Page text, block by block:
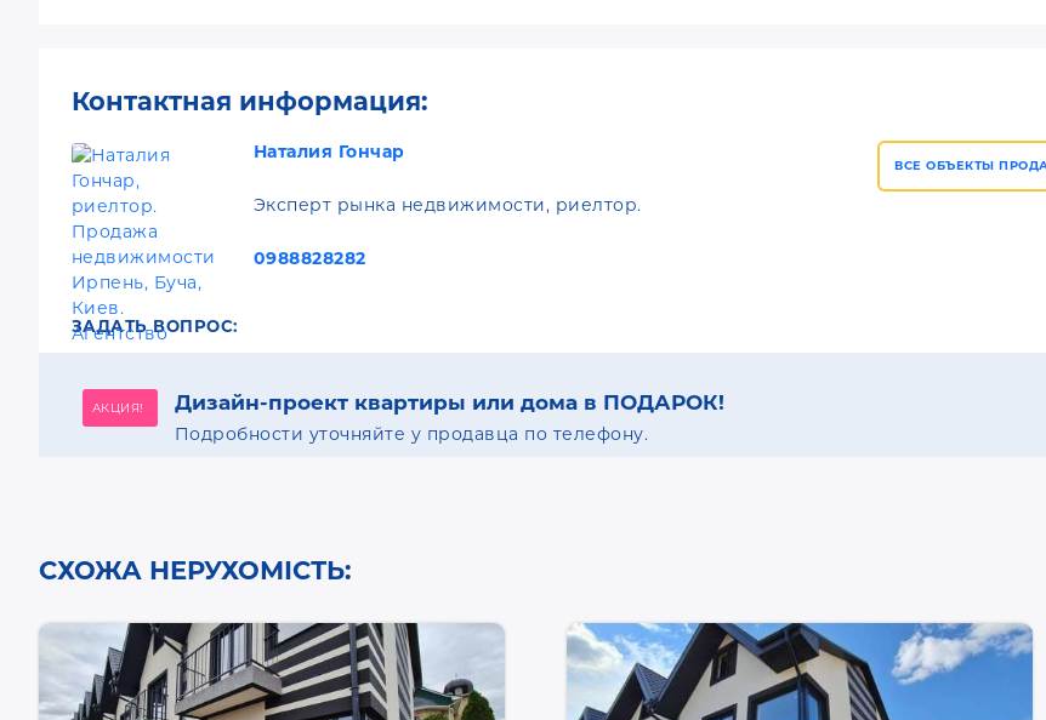
Контактная информация:
Наталия Гончар
Эксперт рынка недвижимости, риелтор.
0988828282
ВСЕ ОБЪЕКТЫ
ЗАДАТЬ ВОПРОС:
АКЦИЯ! Дизайн-проект квартиры или дома в ПОДАРОК!
Подробности уточняйте у продавца по телефону.
СХОЖА НЕРУХОМІСТЬ: